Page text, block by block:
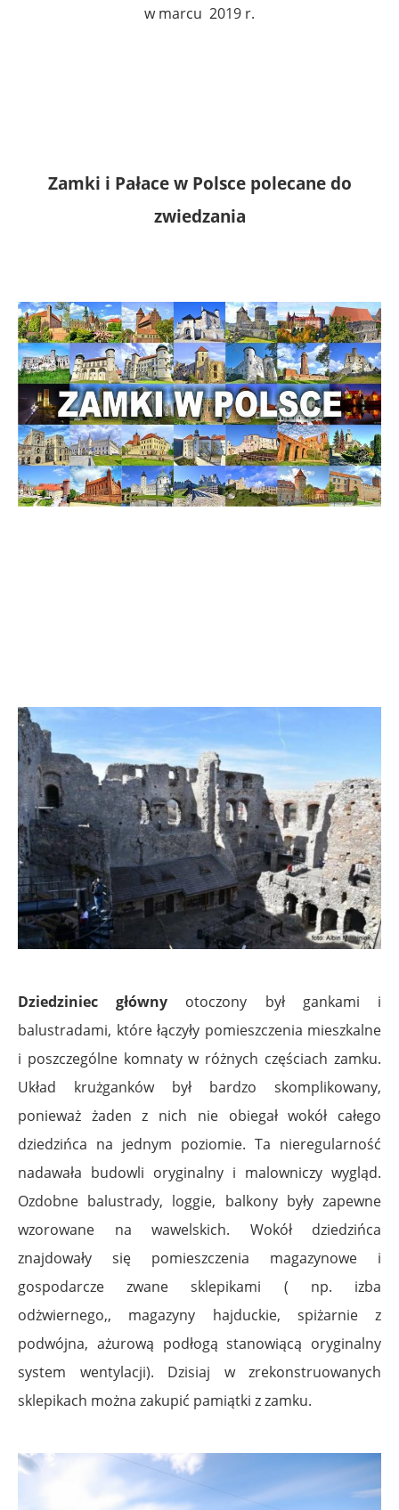
w marcu 2019 r.
Zamki i Pałace w Polsce polecane do
zwiedzania
Dziedziniec główny otoczony był gankami i
balustradami, które łączyły pomieszczenia mieszkalne
i poszczególne komnaty w różnych częściach zamku.
Układ krużganków był bardzo skomplikowany,
ponieważ żaden z nich nie obiegał wokół całego
dziedzińca na jednym poziomie. Ta nieregularność
nadawała budowli oryginalny i malowniczy wygląd.
Ozdobne balustrady, loggie, balkony były zapewne
wzorowane na wawelskich. Wokół dziedzińca
znajdowały się pomieszczenia magazynowe i
gospodarcze zwane sklepikami ( np. izba
odżwiernego,, magazyny hajduckie, spiżarnie z
podwójna, ażurową podłogą stanowiącą oryginalny
system wentylacji). Dzisiaj w zrekonstruowanych
sklepikach można zakupić pamiątki z zamku.